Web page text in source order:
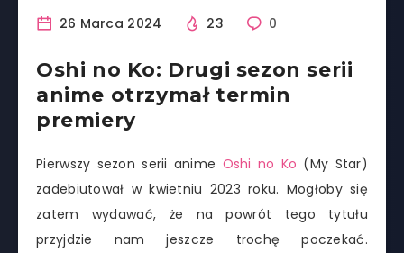
26 Marca 2024 23 0
Oshi no Ko: Drugi sezon serii
anime otrzymał termin
premiery
Pierwszy sezon serii anime Oshi no Ko (My Star)
zadebiutował w kwietniu 2023 roku. Mogłoby się
zatem wydawać, że na powrót tego tytułu
przyjdzie nam jeszcze trochę poczekać.